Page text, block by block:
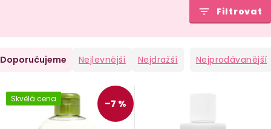
Filtrovat
Doporučujeme Nejlevnější Nejdražší Nejprodávanější
VSkvělá cena –7 %